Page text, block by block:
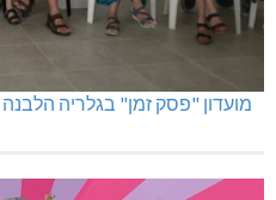
מועדון "פסק זמן" בגלריה הלבנה